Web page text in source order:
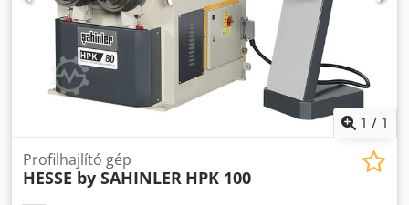
1 / 1
Profilhajlító gép
HESSE by SAHINLER HPK 100